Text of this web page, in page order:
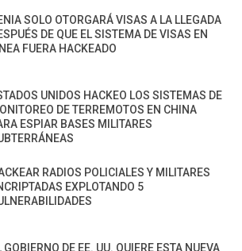
SOLO OTORGARÁ VISAS A LA LLEGADA
DE QUE EL SISTEMA DE VISAS EN
FUERA HACKEADO
UNIDOS HACKEO LOS SISTEMAS DE
DE TERREMOTOS EN CHINA
ESPIAR BASES MILITARES
RADIOS POLICIALES Y MILITARES
EXPLOTANDO 5
GOBIERNO DE EE. UU. QUIERE ESTA NUEVA